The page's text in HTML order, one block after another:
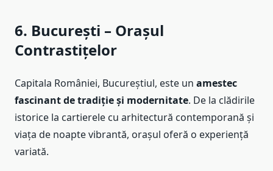
6. București – Orașul
Contrastițelor
Capitala României, Bucureștiul, este un amestec
fascinant de tradiție și modernitate. De la clădirile
istorice la cartierele cu arhitectură contemporană și
viața de noapte vibrantă, orașul oferă o experiență
variată.